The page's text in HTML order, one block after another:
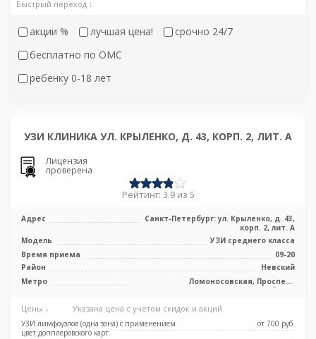
Быстрый переход ↓
акции % лучшая цена!
срочно 24/7
бесплатно по ОМС
ребенку 0-18 лет
УЗИ КЛИНИКА УЛ. КРЫЛЕНКО, Д. 43, КОРП. 2, ЛИТ. А
Лицензия
проверена
Рейтинг: 3.9 из 5
Адрес
Санкт-Петербург: ул. Крыленко, д. 43,
корп. 2, лит. А
Модель
УЗИ среднего класса
Время приема
09-20
Район
Невский
Метро
Ломоносовская, Проспект
Большевиков, Улица Дыбенко
Цены ↓ Указана цена с учетом скидок и акций
УЗИ лимфоузлов (одна зона) с применением
цвет.допплеровского карт.
от 700 pуб.